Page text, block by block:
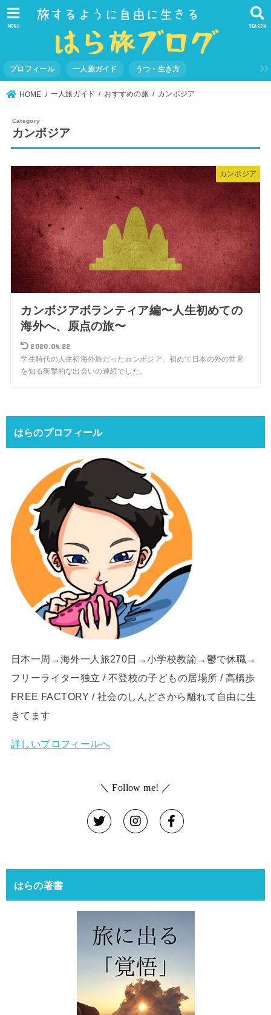
SEARCH
MENU
プロフィール 一人旅ガイド うつ・生き方
HOME 一人旅ガイド おすすめの旅 カンボジア
カンボジア
カンボジア
カンボジアボランティア編〜人生初めての
海外へ、原点の旅〜
2020.04.22
学生時代の人生初海外旅だったカンボジア。初めて日本の外の世界
を知る衝撃的な出会いの連続でした。
はらのプロフィール
日本一周→海外一人旅270日→小学校教諭→鬱で休職→
フリーライター独立 / 不登校の子どもの居場所 / 高橋歩
FREE FACTORY / 社会のしんどさから離れて自由に生
きてます
詳しいプロフィールへ
＼ Follow me! ／
はらの著書